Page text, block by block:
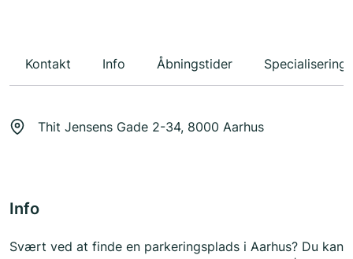
Kontakt Info Åbningstider
Thit Jensens Gade 2-34, 8000 Aarhus
Info
Svært ved at finde en parkeringsplads i Aarhus? Du kan